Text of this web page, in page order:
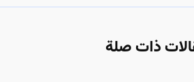
ذات صلة